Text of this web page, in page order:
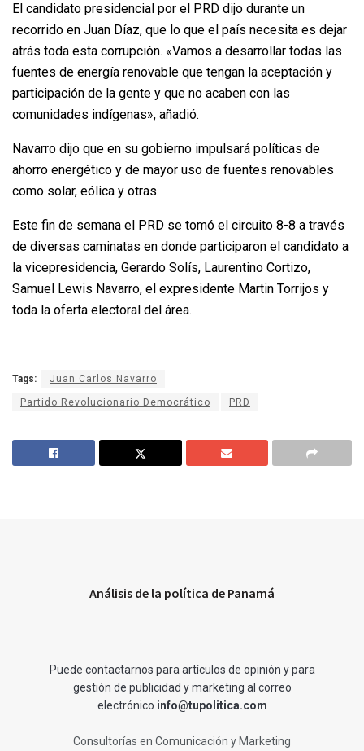
El candidato presidencial por el PRD dijo durante un
recorrido en Juan Díaz, que lo que el país necesita es dejar
atrás toda esta corrupción. «Vamos a desarrollar todas las
fuentes de energía renovable que tengan la aceptación y
participación de la gente y que no acaben con las
comunidades indígenas», añadió.
Navarro dijo que en su gobierno impulsará políticas de
ahorro energético y de mayor uso de fuentes renovables
como solar, eólica y otras.
Este fin de semana el PRD se tomó el circuito 8-8 a través
de diversas caminatas en donde participaron el candidato a
la vicepresidencia, Gerardo Solís, Laurentino Cortizo,
Samuel Lewis Navarro, el expresidente Martin Torrijos y
toda la oferta electoral del área.
Tags: Juan Carlos Navarro
Partido Revolucionario Democrático PRD
Análisis de la política de Panamá
Puede contactarnos para artículos de opinión y para
gestión de publicidad y marketing al correo
electrónico info@tupolitica.com
Consultorías en Comunicación y Marketing